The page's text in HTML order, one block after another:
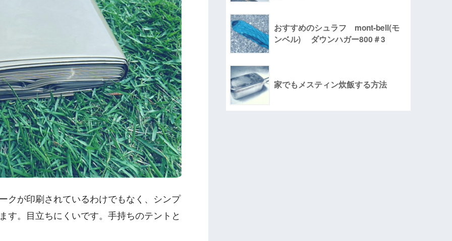
クが印刷されているわけでもなく、シンプ
す。目立ちにくいです。手持ちのテントと
おすすめのシュラフ mont-bell(モ
ンベル) ダウンハガー800＃3
家でもメスティン炊飯する方法